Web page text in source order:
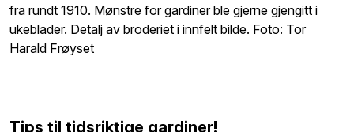
fra rundt 1910. Mønstre for gardiner ble gjerne gjengitt i
ukeblader. Detalj av broderiet i innfelt bilde. Foto: Tor
Harald Frøyset
Tips til tidsriktige gardiner!